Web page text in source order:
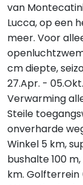
van
Lucca, op een
meer. Voor
cm diepte,
27.Apr. -
Verwarming
Steile
onverharde
Winkel 5 km,
bushalte 100
km. Golfterrein